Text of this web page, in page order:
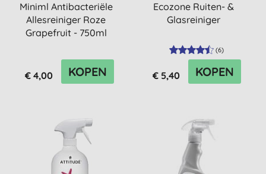
Miniml Antibacteriële
Allesreiniger Roze
Grapefruit - 750ml
€ 4,00 KOPEN
Ecozone Ruiten- &
Glasreiniger
(6)
€ 5,40 KOPEN